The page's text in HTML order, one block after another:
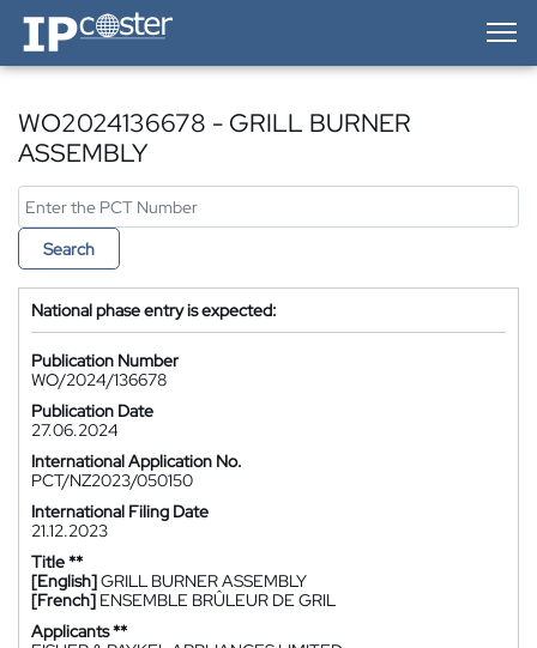
IP-Coster — Home
WO2024136678 - GRILL BURNER
ASSEMBLY
Search
National phase entry is expected:
Publication Number
WO/2024/136678
Publication Date
27.06.2024
International Application No.
PCT/NZ2023/050150
International Filing Date
21.12.2023
Title **
[English]GRILL BURNER ASSEMBLY
[French] ENSEMBLE BRÛLEUR DE GRIL
Applicants **